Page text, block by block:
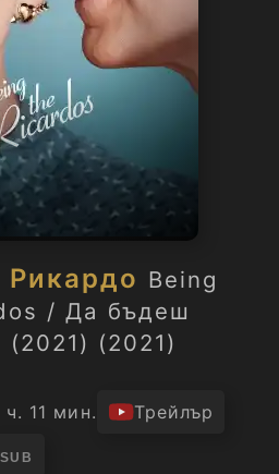
Being
/ Да бъдеш
(2021) (2021)
ч. 11 мин. Трейлър
SUB